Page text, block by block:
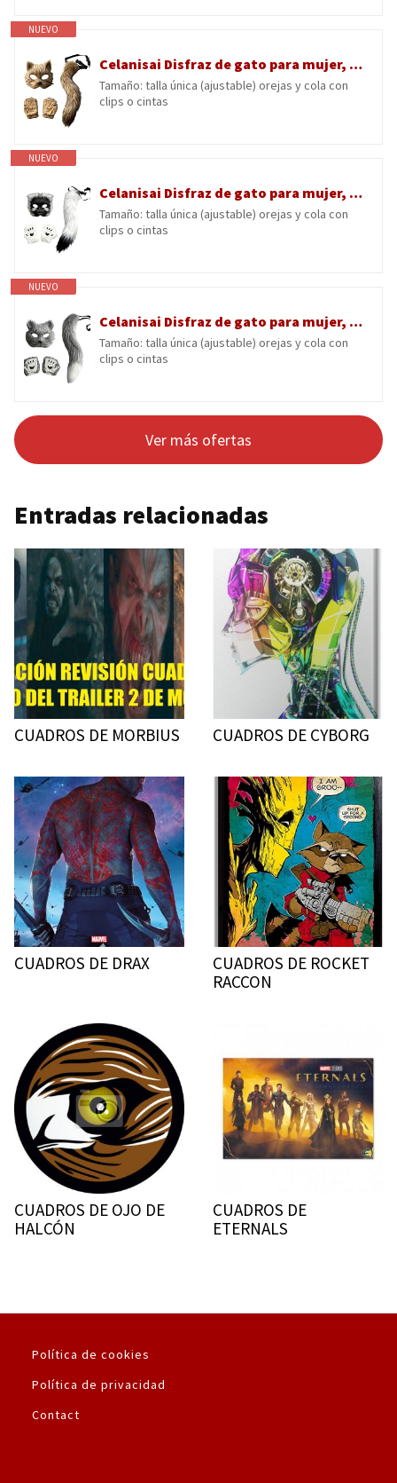
NUEVO
Celanisai Disfraz de gato para mujer, lobo cosplay, cola de gato, orejas de gato, divertido, animales falsos, máscaras de piel, máscara Therian con guantes de cola, máscara para gatos, juego de
Tamaño: talla única (ajustable) orejas y cola con
clips o cintas
NUEVO
Celanisai Disfraz de gato para mujer, lobo cosplay, cola de gato, orejas de gato, divertido, animales falsos, máscaras de piel, máscara Therian con guantes de cola, máscara para gatos, juego de
Tamaño: talla única (ajustable) orejas y cola con
clips o cintas
NUEVO
Celanisai Disfraz de gato para mujer, lobo cosplay, cola de gato, orejas de gato, divertido, animales falsos, máscaras de piel, máscara Therian con guantes de cola, máscara para gatos, juego de
Tamaño: talla única (ajustable) orejas y cola con
clips o cintas
Ver más ofertas
Entradas relacionadas
CUADROS DE MORBIUS CUADROS DE CYBORG
CUADROS DE DRAX
CUADROS DE ROCKET
RACCON
CUADROS DE OJO DE
HALCÓN
CUADROS DE
ETERNALS
Política de cookies
Política de privacidad
Contact